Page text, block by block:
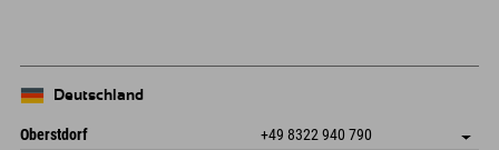
Deutschland
Oberstdorf +49 8322 940 790